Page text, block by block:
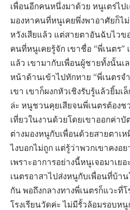
เพื่อนอีกคนหนึ่งมาด้วย หนูเตร่ไป
มองหาคนที่หนูเคยพึ่งพาอาศัยก็ไ
หวังเสียแล้ว แต่สายตาอันฉับไวข
คนที่หนูเคยรู้จัก เขาชื่อ “พี่เนตร”
แล้ว เขามากับเพื่อนผู้ชายทั้งนั้นเ
หน้าด้านเข้าไปทักทาย “พี่เนตรจ
เขา เขาก็ผงกหัวเชิงรับรู้แล้วยิ้มเ
ล่ะ หนูชวนคุยเสียจนพี่เนตรต้อง
เที่ยวในงานด้วยโดยเขาออกค่าบั
ต่างมองหนูกับเพื่อนด้วยสายตาเ
ไงบอกไม่ถูก แต่รู้ว่าพวกเขาคงอ
เพราะอาการอย่างนี้หนูเจอมาเย
เนตรอาสาไปส่งหนูกับเพื่อนที่บ้า
กัน พอถึงกลางทางพี่เนตรก็แวะที่
โรงเรียนวัดค่ะ ไม่มีรั้วล้อมรอบห